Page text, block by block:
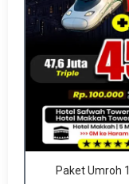
Paket Umroh